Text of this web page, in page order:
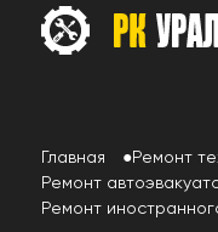
Главная
Ремонт
Ремонт
Ремонт